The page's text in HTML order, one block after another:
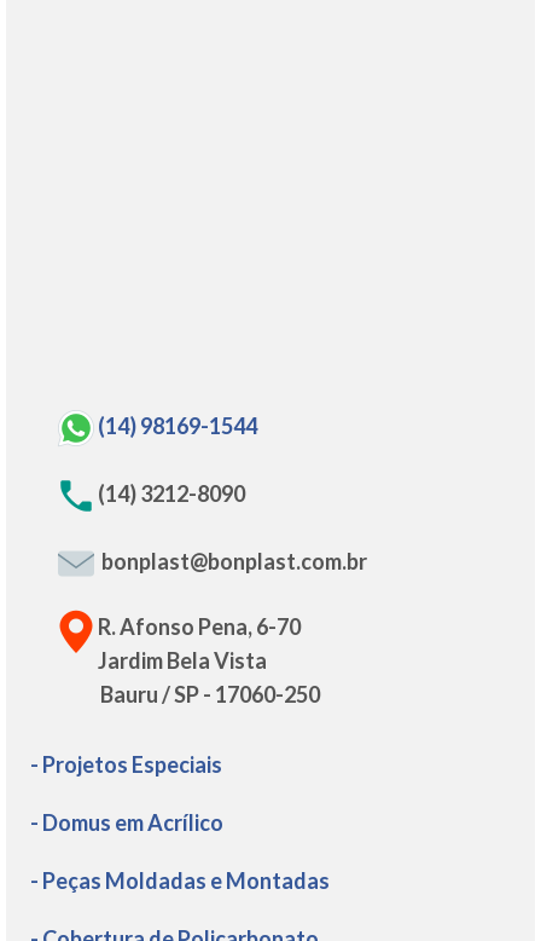
(14) 98169-1544
(14) 3212-8090
bonplast@bonplast.com.br
R. Afonso Pena, 6-70
Jardim Bela Vista
Bauru / SP - 17060-250
- Projetos Especiais
- Domus em Acrílico
- Peças Moldadas e Montadas